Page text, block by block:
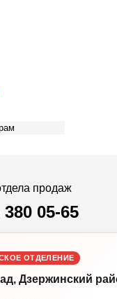
продаж
380 05-65
ОТДЕЛЕНИЕ
Дзержинский